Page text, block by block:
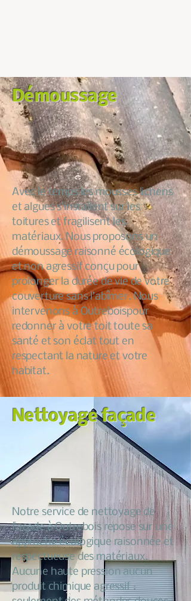
Démoussage
Avec le temps les mousses lichens
et algues s’installent sur les
toitures et fragilisent les
matériaux. Nous proposons un
démoussage raisonné écologique
et non agressif conçu pour
prolonger la durée de vie de votre
couverture sans l’abîmer. Nous
intervenons à Outreboispour
redonner à votre toit toute sa
santé et son éclat tout en
respectant la nature et votre
habitat.
Nettoyage façade
Notre service de nettoyage de
façade à Outrebois repose sur une
approche écologique raisonnée et
respectueuse des matériaux.
Aucune haute pression aucun
produit chimique agressif :